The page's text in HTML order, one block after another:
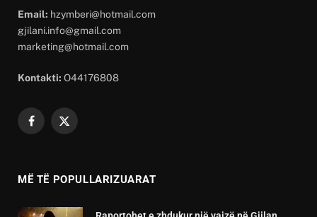
Email: hzymberi@hotmail.com
gjilani.info@gmail.com
marketing@hotmail.com
Kontakti: O44176808
Facebook
X
MË TË POPULLARIZUARAT